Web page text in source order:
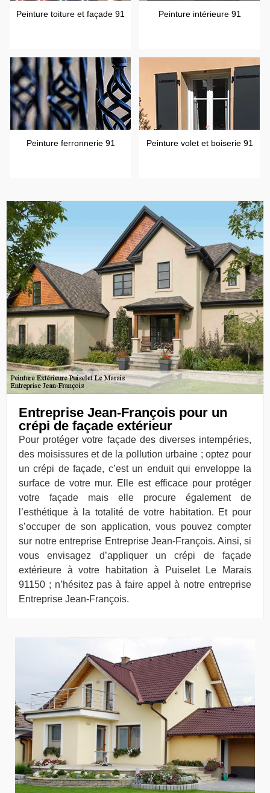
Peinture toiture et façade 91 Peinture intérieure 91
Peinture ferronnerie 91 Peinture volet et boiserie 91
Entreprise Jean-François pour un
crépi de façade extérieur
Pour protéger votre façade des diverses intempéries,
des moisissures et de la pollution urbaine ; optez pour
un crépi de façade, c’est un enduit qui enveloppe la
surface de votre mur. Elle est efficace pour protéger
votre façade mais elle procure également de
l’esthétique à la totalité de votre habitation. Et pour
s’occuper de son application, vous pouvez compter
sur notre entreprise Entreprise Jean-François. Ainsi, si
vous envisagez d’appliquer un crépi de façade
extérieure à votre habitation à Puiselet Le Marais
91150 ; n’hésitez pas à faire appel à notre entreprise
Entreprise Jean-François.